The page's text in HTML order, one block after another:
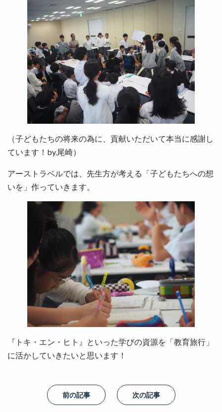
（子どもたちの将来の為に、貢献いただいて本当に感謝し
ています！by.尾崎）
アーストラベルでは、先生方が考える「子どもたちへの想
いを」作っていきます。
『トキ・エン・ヒト』といった学びの資源を「教育旅行」
に活かしていきたいと思います！
前の記事 次の記事